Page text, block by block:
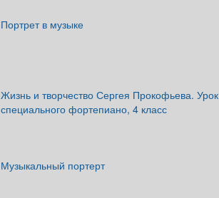
Портрет в музыке
Жизнь и творчество Сергея Прокофьева. Урок
специального фортепиано, 4 класс
Музыкальный портерт